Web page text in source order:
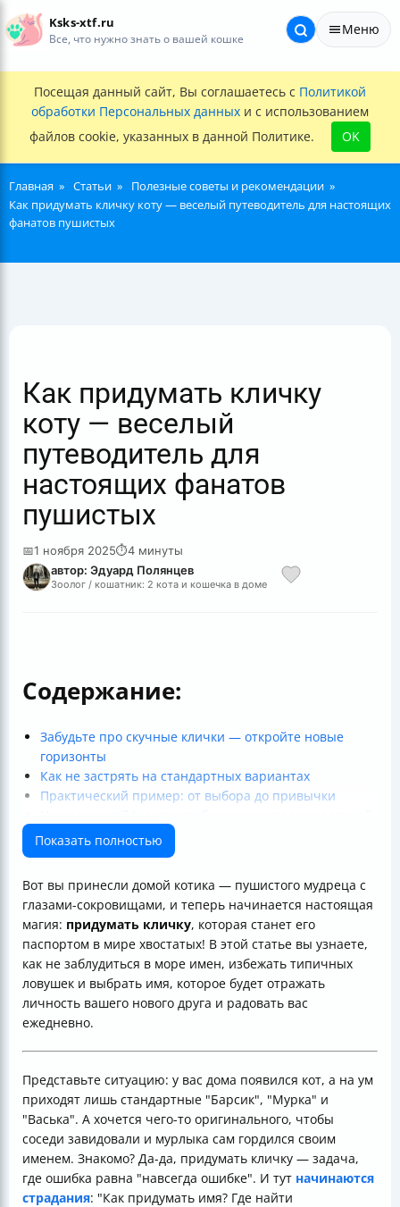
Ksks-xtf.ru
Все, что нужно знать о вашей кошке
Меню
Посещая данный сайт, Вы соглашаетесь с Политикой
обработки Персональных данных и с использованием
файлов cookie, указанных в данной Политике.
OK
Главная Статьи
Полезные советы и рекомендации
Как придумать кличку коту — веселый путеводитель для настоящих
фанатов пушистых
Как придумать кличку
коту — веселый
путеводитель для
настоящих фанатов
пушистых
📅1 ноября 2025⏱4 минуты
автор: Эдуард Полянцев
Зоолог / кошатник: 2 кота и кошечка в доме
Содержание:
Забудьте про скучные клички — откройте новые
горизонты
Как не застрять на стандартных вариантах
Практический пример: от выбора до привычки
Таблица для вдохновения
Показать полностью
Вот вы принесли домой котика — пушистого мудреца с
глазами-сокровищами, и теперь начинается настоящая
магия: придумать кличку, которая станет его
паспортом в мире хвостатых! В этой статье вы узнаете,
как не заблудиться в море имен, избежать типичных
ловушек и выбрать имя, которое будет отражать
личность вашего нового друга и радовать вас
ежедневно.
Представьте ситуацию: у вас дома появился кот, а на ум
приходят лишь стандартные "Барсик", "Мурка" и
"Васька". А хочется чего-то оригинального, чтобы
соседи завидовали и мурлыка сам гордился своим
именем. Знакомо? Да-да, придумать кличку — задача,
где ошибка равна "навсегда ошибке". И тут начинаются
страдания: "Как придумать имя? Где найти